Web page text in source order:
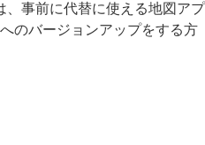
、事前に代替に使える地図アプ
のバージョンアップをする方